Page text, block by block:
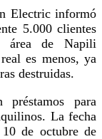
Electric informó
5.000 clientes
área de Napili
es menos, ya
destruidas.
para
La fecha
de octubre de